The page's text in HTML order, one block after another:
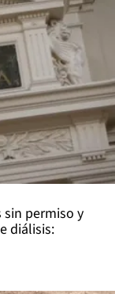
permiso y
diálisis: